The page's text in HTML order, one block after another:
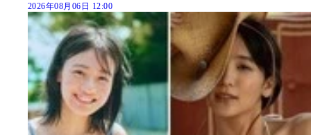
2026年08月06日 12:00